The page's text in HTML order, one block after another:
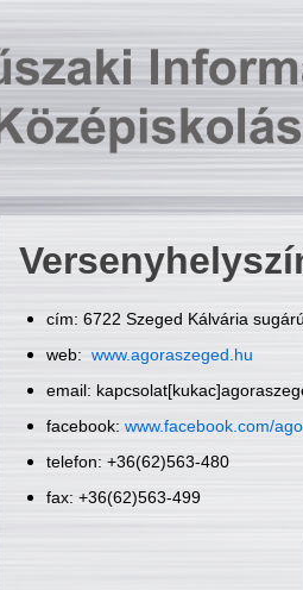
cím: 6722 Szeged Kálvária
web: www.agoraszeged.hu
email:
facebook: www.facebook.com/
telefon: +36(62)563-480
fax: +36(62)563-499